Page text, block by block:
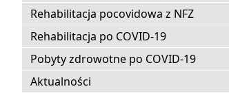
Rehabilitacja pocovidowa z NFZ
Rehabilitacja po COVID-19
Pobyty zdrowotne po COVID-19
Aktualności